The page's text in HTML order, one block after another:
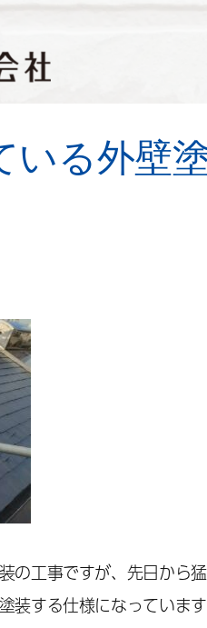
いる外壁
の工事ですが、先日から
装する仕様になっていま